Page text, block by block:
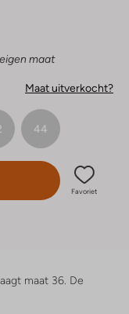
maat
Maat uitverkocht?
44
Favoriet
maat 36. De